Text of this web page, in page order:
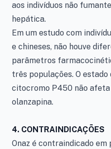
aos indivíduos não
hepática.
Em um estudo com
e chineses, não houve
parâmetros
três populações. O estado
citocromo P450 não
olanzapina.
4. CONTRAINDICAÇÕES
Onaz é contraindicado em